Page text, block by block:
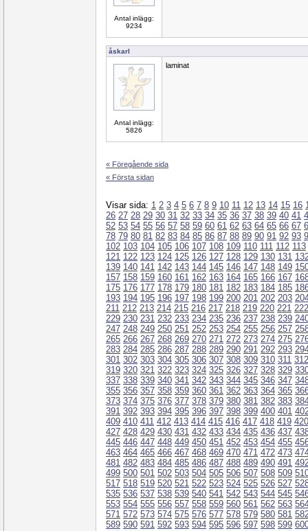
Antal inlägg:
9234
åskarl
Antal inlägg:
5826
laminat
« Föregående sida
« Första sidan
Visar sida: 1 2 3 4 5 6 7 8 9 10 11 12 13 14 15 16
26 27 28 29 30 31 32 33 34 35 36 37 38 39 40 41
52 53 54 55 56 57 58 59 60 61 62 63 64 65 66 67
78 79 80 81 82 83 84 85 86 87 88 89 90 91 92 93
102 103 104 105 106 107 108 109 110 111 112 113
121 122 123 124 125 126 127 128 129 130 131
139 140 141 142 143 144 145 146 147 148 149
157 158 159 160 161 162 163 164 165 166 167
175 176 177 178 179 180 181 182 183 184 185
193 194 195 196 197 198 199 200 201 202 203
211 212 213 214 215 216 217 218 219 220 221 222
229 230 231 232 233 234 235 236 237 238 239
247 248 249 250 251 252 253 254 255 256 257
265 266 267 268 269 270 271 272 273 274 275
283 284 285 286 287 288 289 290 291 292 293
301 302 303 304 305 306 307 308 309 310 311 312
319 320 321 322 323 324 325 326 327 328 329
337 338 339 340 341 342 343 344 345 346 347
355 356 357 358 359 360 361 362 363 364 365
373 374 375 376 377 378 379 380 381 382 383
391 392 393 394 395 396 397 398 399 400 401
409 410 411 412 413 414 415 416 417 418 419 420
427 428 429 430 431 432 433 434 435 436 437
445 446 447 448 449 450 451 452 453 454 455
463 464 465 466 467 468 469 470 471 472 473
481 482 483 484 485 486 487 488 489 490 491
499 500 501 502 503 504 505 506 507 508 509
517 518 519 520 521 522 523 524 525 526 527
535 536 537 538 539 540 541 542 543 544 545
553 554 555 556 557 558 559 560 561 562 563
571 572 573 574 575 576 577 578 579 580 581
589 590 591 592 593 594 595 596 597 598 599